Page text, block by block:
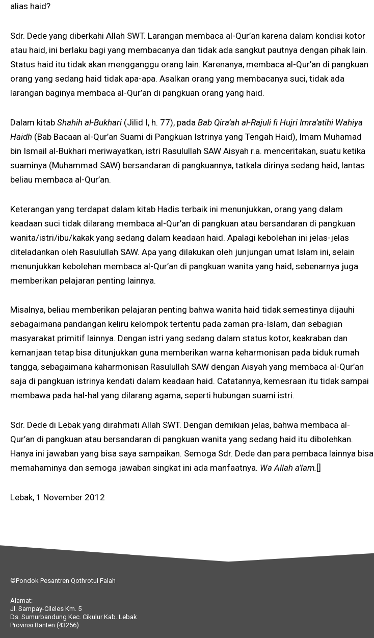
alias haid?
Sdr. Dede yang diberkahi Allah SWT. Larangan membaca al-Qur’an karena dalam kondisi kotor
atau haid, ini berlaku bagi yang membacanya dan tidak ada sangkut pautnya dengan pihak lain.
Status haid itu tidak akan mengganggu orang lain. Karenanya, membaca al-Qur’an di pangkuan
orang yang sedang haid tidak apa-apa. Asalkan orang yang membacanya suci, tidak ada
larangan baginya membaca al-Qur’an di pangkuan orang yang haid.
Dalam kitab Shahih al-Bukhari (Jilid I, h. 77), pada Bab Qira’ah al-Rajuli fi Hujri Imra’atihi Wahiya
Haidh (Bab Bacaan al-Qur’an Suami di Pangkuan Istrinya yang Tengah Haid), Imam Muhamad
bin Ismail al-Bukhari meriwayatkan, istri Rasulullah SAW Aisyah r.a. menceritakan, suatu ketika
suaminya (Muhammad SAW) bersandaran di pangkuannya, tatkala dirinya sedang haid, lantas
beliau membaca al-Qur’an.
Keterangan yang terdapat dalam kitab Hadis terbaik ini menunjukkan, orang yang dalam
keadaan suci tidak dilarang membaca al-Qur’an di pangkuan atau bersandaran di pangkuan
wanita/istri/ibu/kakak yang sedang dalam keadaan haid. Apalagi kebolehan ini jelas-jelas
diteladankan oleh Rasulullah SAW. Apa yang dilakukan oleh junjungan umat Islam ini, selain
menunjukkan kebolehan membaca al-Qur’an di pangkuan wanita yang haid, sebenarnya juga
memberikan pelajaran penting lainnya.
Misalnya, beliau memberikan pelajaran penting bahwa wanita haid tidak semestinya dijauhi
sebagaimana pandangan keliru kelompok tertentu pada zaman pra-Islam, dan sebagian
masyarakat primitif lainnya. Dengan istri yang sedang dalam status kotor, keakraban dan
kemanjaan tetap bisa ditunjukkan guna memberikan warna keharmonisan pada biduk rumah
tangga, sebagaimana kaharmonisan Rasulullah SAW dengan Aisyah yang membaca al-Qur’an
saja di pangkuan istrinya kendati dalam keadaan haid. Catatannya, kemesraan itu tidak sampai
membawa pada hal-hal yang dilarang agama, seperti hubungan suami istri.
Sdr. Dede di Lebak yang dirahmati Allah SWT. Dengan demikian jelas, bahwa membaca al-
Qur’an di pangkuan atau bersandaran di pangkuan wanita yang sedang haid itu dibolehkan.
Hanya ini jawaban yang bisa saya sampaikan. Semoga Sdr. Dede dan para pembaca lainnya bisa
memahaminya dan semoga jawaban singkat ini ada manfaatnya. Wa Allah a’lam.[]
Lebak, 1 November 2012
©Pondok Pesantren Qothrotul Falah
Alamat:
Jl. Sampay-Cileles Km. 5
Ds. Sumurbandung Kec. Cikulur Kab. Lebak
Provinsi Banten (43256)